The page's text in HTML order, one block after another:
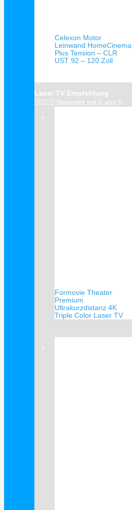
Celexon Motor
Leinwand HomeCinema
Plus Tension – CLR
UST 92 – 120 Zoll
Laser TV Empfehlung
     Bewertet mit 5 von 5
Formovie Theater
Premium
Ultrakurzdistanz 4K
Triple Color Laser TV